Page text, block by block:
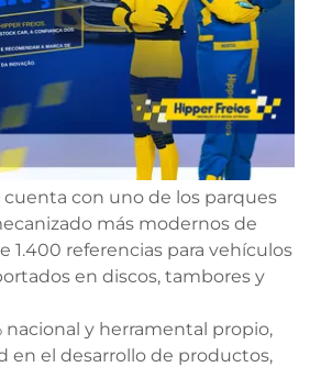
cuenta con uno de los parques
más modernos de
1.400 referencias para vehículos
en discos, tambores y
nacional y herramental propio,
en el desarrollo de productos,